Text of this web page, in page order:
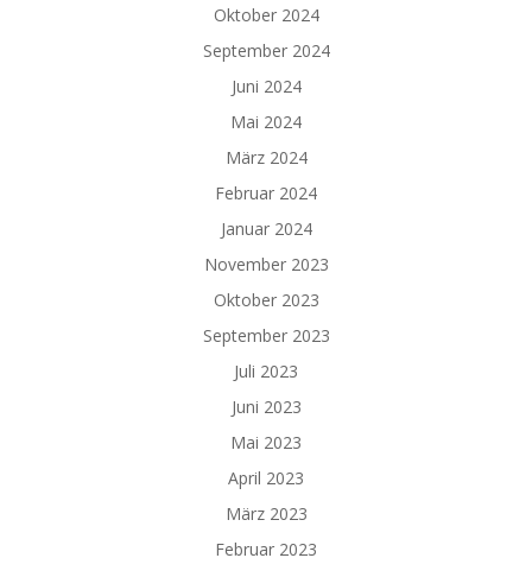
Oktober 2024
September 2024
Juni 2024
Mai 2024
März 2024
Februar 2024
Januar 2024
November 2023
Oktober 2023
September 2023
Juli 2023
Juni 2023
Mai 2023
April 2023
März 2023
Februar 2023